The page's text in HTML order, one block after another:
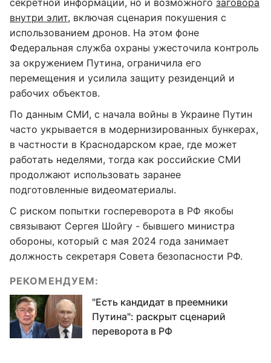
секретной информации, но и возможного заговора
внутри элит, включая сценария покушения с
использованием дронов. На этом фоне
Федеральная служба охраны ужесточила контроль
за окружением Путина, ограничила его
перемещения и усилила защиту резиденций и
рабочих объектов.
По данным СМИ, с начала войны в Украине Путин
часто укрывается в модернизированных бункерах,
в частности в Краснодарском крае, где может
работать неделями, тогда как российские СМИ
продолжают использовать заранее
подготовленные видеоматериалы.
С риском попытки госпереворота в РФ якобы
связывают Сергея Шойгу - бывшего министра
обороны, который с мая 2024 года занимает
должность секретаря Совета безопасности РФ.
РЕКОМЕНДУЕМ:
"Есть кандидат в преемники
Путина": раскрыт сценарий
переворота в РФ